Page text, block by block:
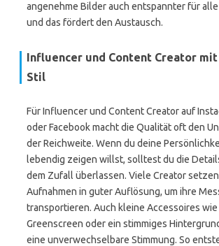
angenehme Bilder auch entspannter für
und das fördert den Austausch.
Influencer und Content Creator
Stil
Für Influencer und Content Creator auf
oder Facebook macht die Qualität oft den
der Reichweite. Wenn du deine
lebendig zeigen willst, solltest du die
dem Zufall überlassen. Viele Creator
Aufnahmen in guter Auflösung, um ihre
transportieren. Auch kleine Accessoires wie
Greenscreen oder ein stimmiges
eine unverwechselbare Stimmung. So